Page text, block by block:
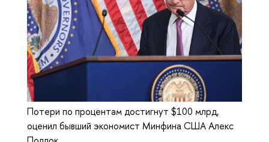
Потери по процентам достигнут $100 млрд,
оценил бывший экономист Минфина США Алекс